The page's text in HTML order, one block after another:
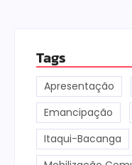
Tags
Apresentação
Emancipação
Itaqui-Bacanga